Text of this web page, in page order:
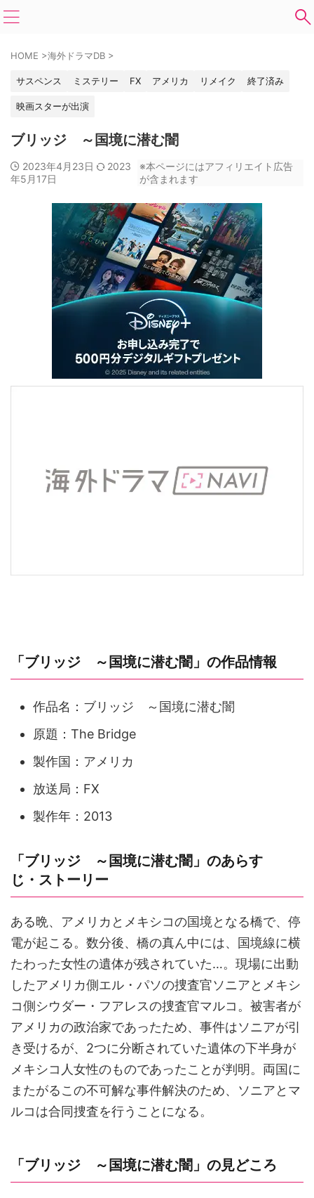
HOME >海外ドラマDB >
サスペンス ミステリー FX アメリカ リメイク 終了済み
映画スターが出演
ブリッジ ～国境に潜む闇
2023年4月23日
2023
年5月17日
※本ページにはアフィリエイト広告
が含まれます
「ブリッジ ～国境に潜む闇」の作品情報
作品名：ブリッジ ～国境に潜む闇
原題：The Bridge
製作国：アメリカ
放送局：FX
製作年：2013
「ブリッジ ～国境に潜む闇」のあらす
じ・ストーリー
ある晩、アメリカとメキシコの国境となる橋で、停
電が起こる。数分後、橋の真ん中には、国境線に横
たわった女性の遺体が残されていた…。現場に出動
したアメリカ側エル・パソの捜査官ソニアとメキシ
コ側シウダー・フアレスの捜査官マルコ。被害者が
アメリカの政治家であったため、事件はソニアが引
き受けるが、2つに分断されていた遺体の下半身が
メキシコ人女性のものであったことが判明。両国に
またがるこの不可解な事件解決のため、ソニアとマ
ルコは合同捜査を行うことになる。
「ブリッジ ～国境に潜む闇」の見どころ